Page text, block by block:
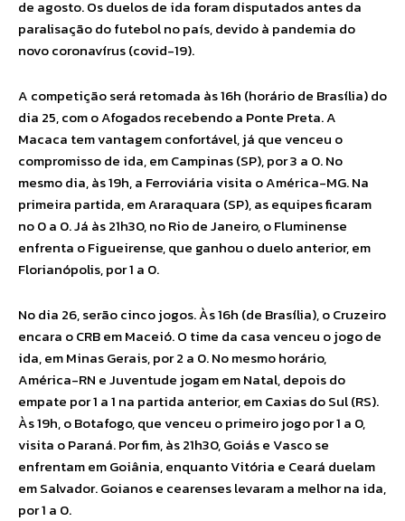
de agosto. Os duelos de ida foram disputados antes da
paralisação do futebol no país, devido à pandemia do
novo coronavírus (covid-19).
A competição será retomada às 16h (horário de Brasília) do
dia 25, com o Afogados recebendo a Ponte Preta. A
Macaca tem vantagem confortável, já que venceu o
compromisso de ida, em Campinas (SP), por 3 a 0. No
mesmo dia, às 19h, a Ferroviária visita o América-MG. Na
primeira partida, em Araraquara (SP), as equipes ficaram
no 0 a 0. Já às 21h30, no Rio de Janeiro, o Fluminense
enfrenta o Figueirense, que ganhou o duelo anterior, em
Florianópolis, por 1 a 0.
No dia 26, serão cinco jogos. Às 16h (de Brasília), o Cruzeiro
encara o CRB em Maceió. O time da casa venceu o jogo de
ida, em Minas Gerais, por 2 a 0. No mesmo horário,
América-RN e Juventude jogam em Natal, depois do
empate por 1 a 1 na partida anterior, em Caxias do Sul (RS).
Às 19h, o Botafogo, que venceu o primeiro jogo por 1 a 0,
visita o Paraná. Por fim, às 21h30, Goiás e Vasco se
enfrentam em Goiânia, enquanto Vitória e Ceará duelam
em Salvador. Goianos e cearenses levaram a melhor na ida,
por 1 a 0.